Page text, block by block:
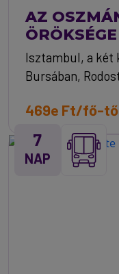
AZ
ÖRÖKSÉGE
Isztambul, a két
Bursában,
469e Ft/fő-
7
NAP